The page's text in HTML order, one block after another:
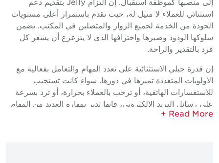
استثنائي للعملاء لا مثيل له، حيث تقدم باستمرار أعلى مستويات
الجودة من الخدمة لجميع الزوار والمتصلين في المكتب. يضمن
سلوكها الودود وصبرها واحترافها الذي لا يتزعزع أن يشعر كل
فرد بالتقدير والراحة.
إن قدرة جيلي الاستثنائية على تعدد المهام والتعامل بفعالية مع
الأولويات المتعددة تميزها في دورها. سواء كانت تستجيب
للاستفسارات الهاتفية، أو ترحب بالعملاء بحرارة، أو ترد بسرعة
على رسائل البريد الإلكتروني، فإنها تدير بمهارة العديد من المهام
بكفاءة ودقة. تمتلك جيلي مهارات ممتازة في التواصل والتنظيم